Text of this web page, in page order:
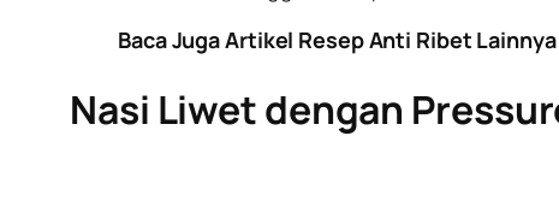
Baca Juga Artikel Resep Anti Ribet
Nasi Liwet dengan